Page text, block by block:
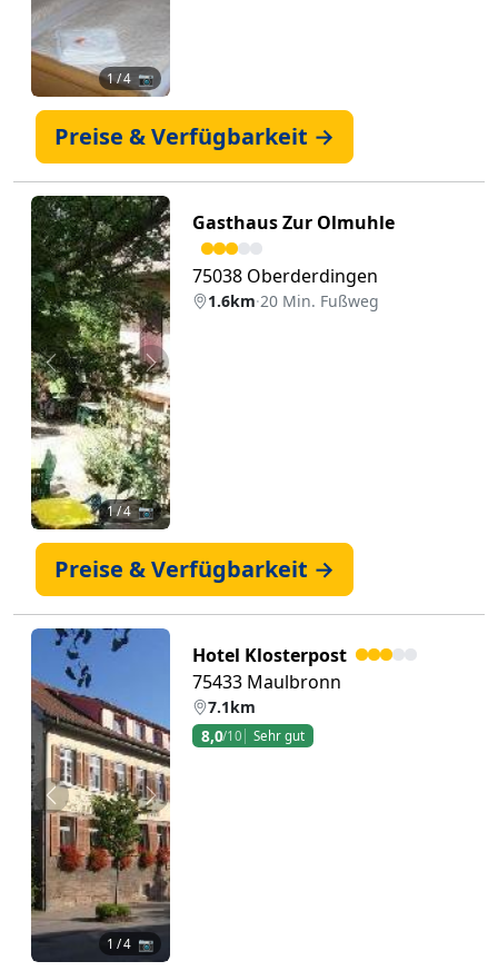
1/ 4 📷
Preise & Verfügbarkeit →
Zurück Weiter
1/ 4 📷
Gasthaus Zur Olmuhle
75038 Oberderdingen
1.6km·20 Min. Fußweg
Preise & Verfügbarkeit →
Zurück Weiter
1 / 4 📷
Hotel Klosterpost
75433 Maulbronn
7.1km
8,0/10 Sehr gut